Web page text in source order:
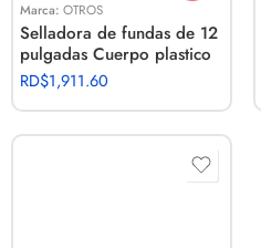
Marca: OTROS
Selladora de fundas de 12
pulgadas Cuerpo plastico
RD$1,911.60